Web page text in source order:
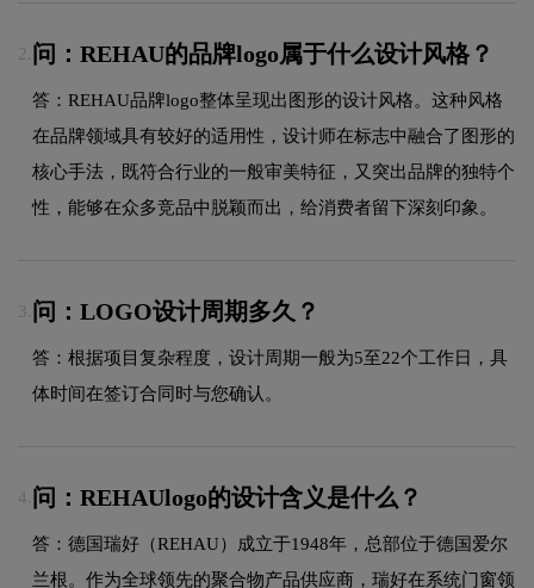
2. 问：REHAU的品牌logo属于什么设计风格？
答：REHAU品牌logo整体呈现出图形的设计风格。这种风格
在品牌领域具有较好的适用性，设计师在标志中融合了图形的
核心手法，既符合行业的一般审美特征，又突出品牌的独特个
性，能够在众多竞品中脱颖而出，给消费者留下深刻印象。
3. 问：LOGO设计周期多久？
答：根据项目复杂程度，设计周期一般为5至22个工作日，具
体时间在签订合同时与您确认。
4. 问：REHAUlogo的设计含义是什么？
答：德国瑞好（REHAU）成立于1948年，总部位于德国爱尔
兰根。作为全球领先的聚合物产品供应商，瑞好在系统门窗领